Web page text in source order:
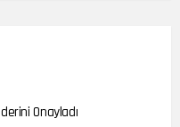
Onayladı